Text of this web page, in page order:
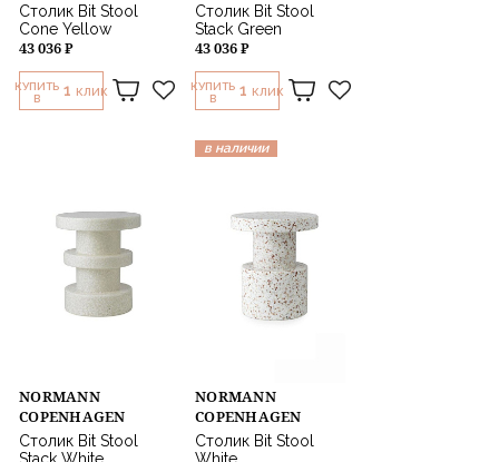
Столик Bit Stool
Cone Yellow
43 036 ₽
КУПИТЬ
В
1 КЛИК
Столик Bit Stool
Stack Green
43 036 ₽
КУПИТЬ
В
1 КЛИК
NORMANN
COPENHAGEN
Столик Bit Stool
в наличии
NORMANN
COPENHAGEN
Столик Bit Stool